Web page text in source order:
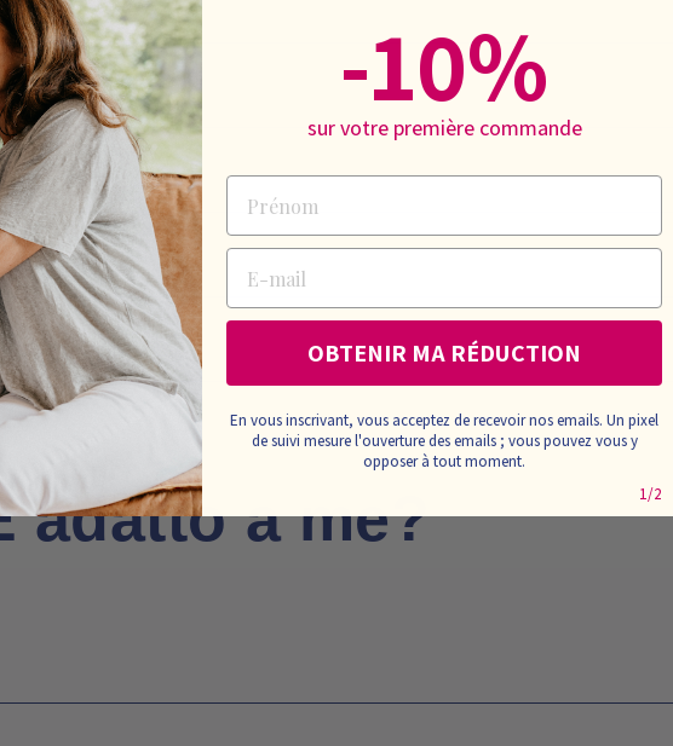
adatto a me?
-10%
sur votre première commande
Prénom
E-mail
OBTENIR MA RÉDUCTION
En vous inscrivant, vous acceptez de recevoir nos emails. Un pixel
de suivi mesure l'ouverture des emails ; vous pouvez vous y
opposer à tout moment.
1/2